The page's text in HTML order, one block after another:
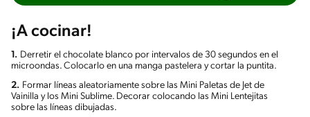
¡A cocinar!
1. Derretir el chocolate blanco por intervalos de 30 segundos en el
microondas. Colocarlo en una manga pastelera y cortar la puntita.
2. Formar líneas aleatoriamente sobre las Mini Paletas de Jet de
Vainilla y los Mini Sublime. Decorar colocando las Mini Lentejitas
sobre las líneas dibujadas.